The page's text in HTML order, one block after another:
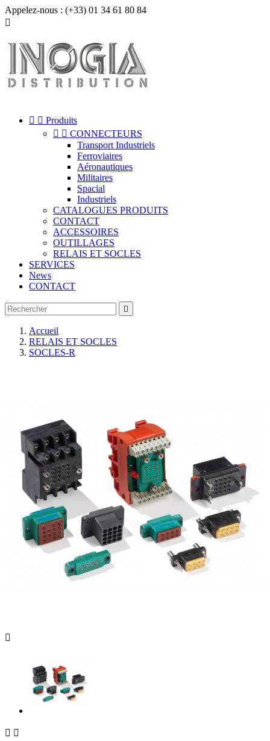
Appelez-nous : (+33) 01 34 61 80 84

  Produits
  CONNECTEURS
Transport Industriels
Ferroviaires
Aéronautiques
Militaires
Spacial
Industriels
CATALOGUES PRODUITS
CONTACT
ACCESSOIRES
OUTILLAGES
RELAIS ET SOCLES
SERVICES
News
CONTACT

Accueil
RELAIS ET SOCLES
SOCLES-R

 